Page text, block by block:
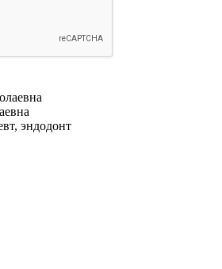
эндодонт